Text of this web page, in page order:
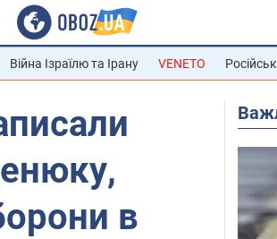
Війна Ізраїлю та Ірану VENETO
в